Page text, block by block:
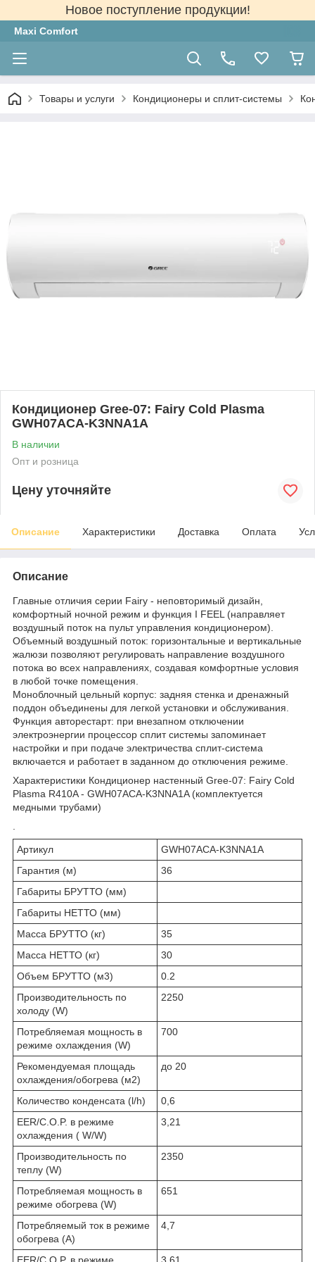
Новое поступление продукции!
Maxi Comfort
Товары и услуги Кондиционеры и сплит-системы
Кондиционер Gree-07: Fairy Cold Plasma
GWH07ACA-K3NNA1A
В наличии
Опт и розница
Цену уточняйте
Описание Характеристики Доставка Оплата
Описание
Главные отличия серии Fairy - неповторимый дизайн,
комфортный ночной режим и функция I FEEL (направляет
воздушный поток на пульт управления кондиционером).
Объемный воздушный поток: горизонтальные и вертикальные
жалюзи позволяют регулировать направление воздушного
потока во всех направлениях, создавая комфортные условия
в любой точке помещения.
Моноблочный цельный корпус: задняя стенка и дренажный
поддон объединены для легкой установки и обслуживания.
Функция авторестарт: при внезапном отключении
электроэнергии процессор сплит системы запоминает
настройки и при подаче электричества сплит-система
включается и работает в заданном до отключения режиме.
Характеристики Кондиционер настенный Gree-07: Fairy Cold
Plasma R410A - GWH07ACA-K3NNA1A (комплектуется
медными трубами)
Артикул
GWH07ACA-K3NNA1A
Гарантия (м)
36
Габариты БРУТТО (мм)
Габариты НЕТТО (мм)
Масса БРУТТО (кг)
35
Масса НЕТТО (кг)
30
Объем БРУТТО (м3)
0.2
Производительность по
холоду (W)
2250
Потребляемая мощность в
режиме охлаждения (W)
700
Рекомендуемая площадь
охлаждения/обогрева (м2)
до 20
Количество конденсата (l/h)
0,6
EER/C.O.P. в режиме
охлаждения ( W/W)
3,21
Производительность по
теплу (W)
2350
Потребляемая мощность в
режиме обогрева (W)
651
Потребляемый ток в режиме
обогрева (A)
4,7
EER/C.O.P. в режиме 3,61